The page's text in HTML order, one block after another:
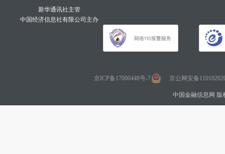
新华通讯社主管
中国经济信息社有限公司主办
京ICP备17000448号-7 京公网安备
中国金融信息网 版